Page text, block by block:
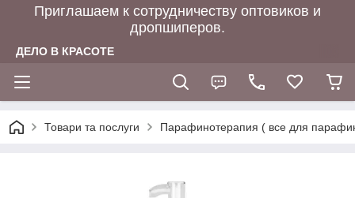
Приглашаем к сотрудничеству оптовиков и
дропшиперов.
ДЕЛО В КРАСОТЕ
Товари та послуги Парафинотерапия ( все для